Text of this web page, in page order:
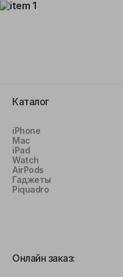
Каталог
iPhone
Mac
iPad
Watch
AirPods
Гаджеты
Piquadro
Онлайн заказ: